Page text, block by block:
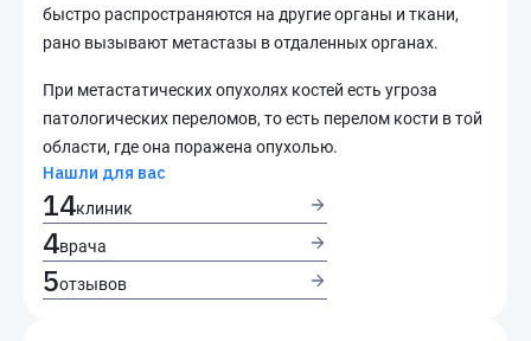
быстро распространяются на другие органы и ткани,
рано вызывают метастазы в отдаленных органах.
При метастатических опухолях костей есть угроза
патологических переломов, то есть перелом кости в той
области, где она поражена опухолью.
Нашли для вас
14клиник
4врача
5отзывов